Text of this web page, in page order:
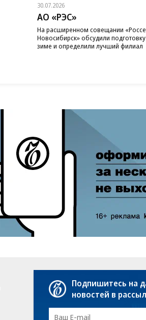
30.07.2026
АО «РЭС»
На расширенном совещании
Новосибирск» обсудили
зиме и определили лучший филиал
Правовая информация
E-mail рассылки
Подпишитесь на
новостей в